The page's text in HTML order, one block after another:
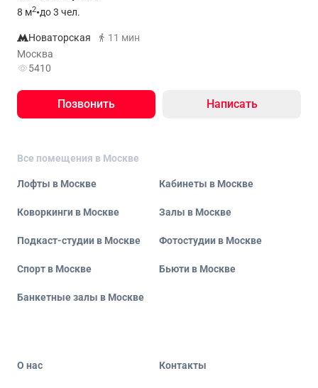
8 м2•до 3 чел.
Новаторская
11 мин
Москва
5410
Позвонить Написать
Все помещения в Москве
Лофты в Москве Кабинеты в Москве
Коворкинги в Москве Залы в Москве
Подкаст-студии в Москве Фотостудии в Москве
Спорт в Москве Бьюти в Москве
Банкетные залы в Москве
О нас Контакты